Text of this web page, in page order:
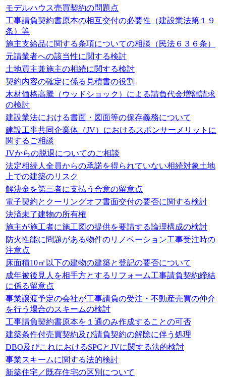
モデルハウス売買契約の問題点
工事請負契約書原本の相互交付の必要性（建設業法第１９
条）等
施主支給品に関する条項についての相談（民法６３６条）
元請業者への該当性に関する検討
土地買主兼施主の相続に関する検討
契約内容の確定に係る見積書の役割
木材価格高騰（ウッドショック）による請負代金増額請求
の検討
建設業法における書面・図面等の保存義務について
建設工事共同企業体（JV）におけるスポンサーメリットに
関するご相談
JVからの脱退についてのご相談
法定相続人全員からの承諾を得られていない相続対象土地
上での建築のリスク
解決金を第三者に支払う合意の留意点
電子契約とクーリングオフ書面交付の要否に関する検討
決済未了建物の所有権
施主が施工者に施工図の提供を要請する論理構成の検討
防火性能に問題がある物件のリノベーション工事受注時の
注意点
床面積10㎡以下の建物の建築と登記の要否について
成年被後見人を相手方とするリフォーム工事請負契約締結
に係る留意点
事業譲渡予定の会社が工事請負の受注・不動産売買の仲介
を行う場合のスキームの検討
工事請負契約書原本を１通のみ作成することの可否
建築条件付売買契約及び請負契約の解除に伴う処理
DBO及びこれにおけるSPCとJVに関する法的検討
事業スキームに関する法的検討
新築住宅／既存住宅の区別について